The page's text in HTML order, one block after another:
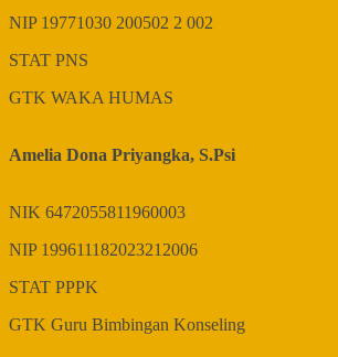
NIP 19771030 200502 2 002
STAT PNS
GTK WAKA HUMAS
Amelia Dona Priyangka, S.Psi
NIK 6472055811960003
NIP 199611182023212006
STAT PPPK
GTK Guru Bimbingan Konseling